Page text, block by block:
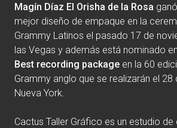
Magín Díaz El Orisha de la Rosa
mejor diseño de empaque en la
Grammy Latinos el pasado 17 de
las Vegas y además está nominado
Best recording package en la 60
Grammy anglo que se realizarán el 28
Nueva York.
Cactus Taller Gráfico es un estudio